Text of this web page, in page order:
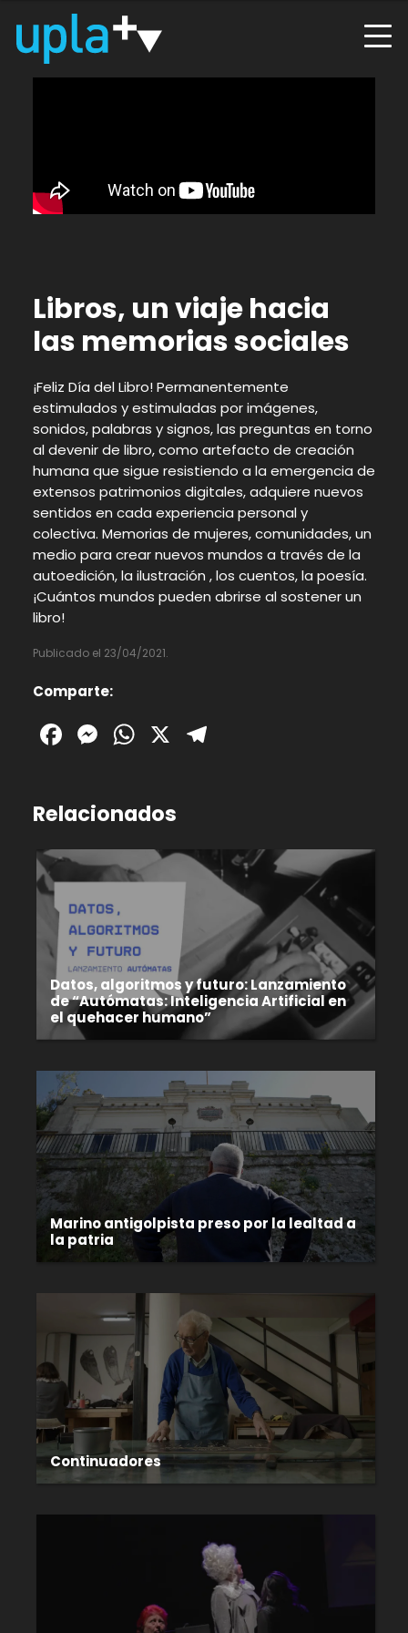
Libros, un viaje hacia
las memorias sociales
¡Feliz Día del Libro! Permanentemente
estimulados y estimuladas por imágenes,
sonidos, palabras y signos, las preguntas en torno
al devenir de libro, como artefacto de creación
humana que sigue resistiendo a la emergencia de
extensos patrimonios digitales, adquiere nuevos
sentidos en cada experiencia personal y
colectiva. Memorias de mujeres, comunidades, un
medio para crear nuevos mundos a través de la
autoedición, la ilustración , los cuentos, la poesía.
¡Cuántos mundos pueden abrirse al sostener un
libro!
Publicado el 23/04/2021.
Comparte:
Facebook
Messenger
WhatsApp
X
Relacionados
Datos, algoritmos y futuro: Lanzamiento
de “Autómatas: Inteligencia Artificial en
el quehacer humano”
Marino antigolpista preso por la lealtad a
la patria
Continuadores